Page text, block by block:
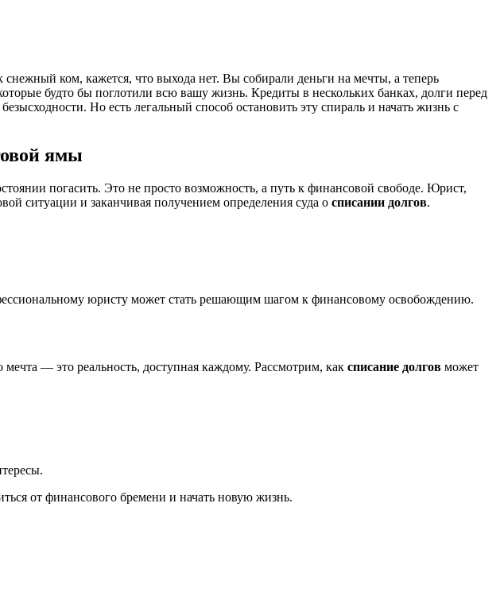
снежный ком, кажется, что выхода нет. Вы собирали деньги на мечты, а теперь
будто бы поглотили всю вашу жизнь. Кредиты в нескольких банках, долги перед
Но есть легальный способ остановить эту спираль и начать жизнь с
ямы
погасить. Это не просто возможность, а путь к финансовой свободе. Юрист,
ситуации и заканчивая получением определения суда о списании долгов.
юристу может стать решающим шагом к финансовому освобождению.
— это реальность, доступная каждому. Рассмотрим, как списание долгов может
от финансового бремени и начать новую жизнь.